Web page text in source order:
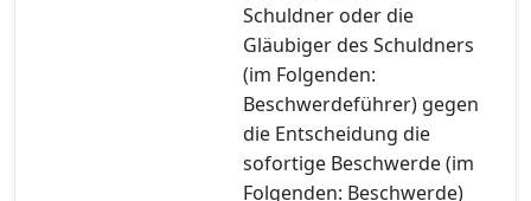
Schuldner oder die
Gläubiger des Schuldners
(im Folgenden:
Beschwerdeführer) gegen
die Entscheidung die
sofortige Beschwerde (im
Folgenden: Beschwerde)